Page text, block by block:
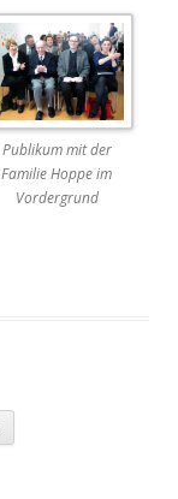
Publikum mit der
Familie Hoppe im
Vordergrund